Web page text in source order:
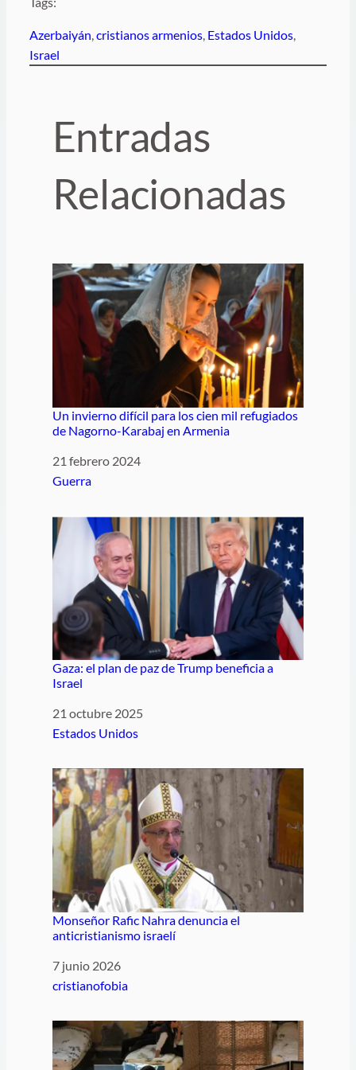
Azerbaiyán, cristianos armenios, Estados Unidos,
Israel
Entradas
Relacionadas
Un invierno difícil para los cien mil refugiados
de Nagorno-Karabaj en Armenia
Fecha
21 febrero 2024
Respecto a
Guerra
Gaza: el plan de paz de Trump beneficia a
Israel
Fecha
21 octubre 2025
Respecto a
Estados Unidos
Monseñor Rafic Nahra denuncia el
anticristianismo israelí
Fecha
7 junio 2026
Respecto a
cristianofobia